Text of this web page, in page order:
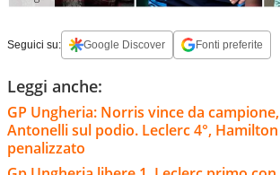
Seguici su: Google Discover Fonti preferite
Leggi anche:
GP Ungheria: Norris vince da
Antonelli sul podio. Leclerc 4°,
penalizzato